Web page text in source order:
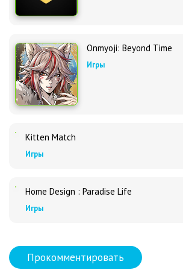
Onmyoji: Beyond Time
Игры
Kitten Match
Игры
Home Design : Paradise Life
Игры
Прокомментировать